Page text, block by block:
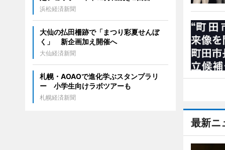
最新ニ
浜松経済新聞
大仙の払田柵跡で「まつり彩夏せんぼ
く」 新企画加え開催へ
大仙経済新聞
札幌・AOAOで進化学ぶスタンプラリ
ー 小学生向けラボツアーも
札幌経済新聞